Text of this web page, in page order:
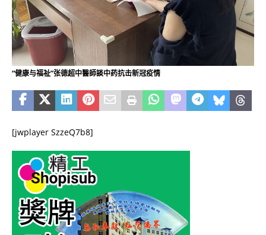
“健康与福祉”张德超中醫師談中药抗击新冠疫情
[jwplayer SzzeQ7b8]